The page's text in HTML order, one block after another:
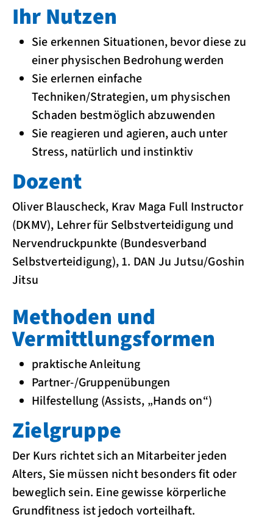
Ihr Nutzen
Sie erkennen Situationen, bevor diese zu
einer physischen Bedrohung werden
Sie erlernen einfache
Techniken/Strategien, um physischen
Schaden bestmöglich abzuwenden
Sie reagieren und agieren, auch unter
Stress, natürlich und instinktiv
Dozent
Oliver Blauscheck, Krav Maga Full Instructor
(DKMV), Lehrer für Selbstverteidigung und
Nervendruckpunkte (Bundesverband
Selbstverteidigung), 1. DAN Ju Jutsu/Goshin
Jitsu
Methoden und
Vermittlungsformen
praktische Anleitung
Partner-/Gruppenübungen
Hilfestellung (Assists, „Hands on“)
Zielgruppe
Der Kurs richtet sich an Mitarbeiter jeden
Alters, Sie müssen nicht besonders fit oder
beweglich sein. Eine gewisse körperliche
Grundfitness ist jedoch vorteilhaft.